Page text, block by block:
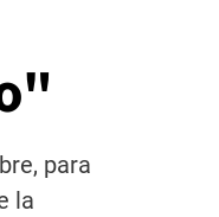
para
la